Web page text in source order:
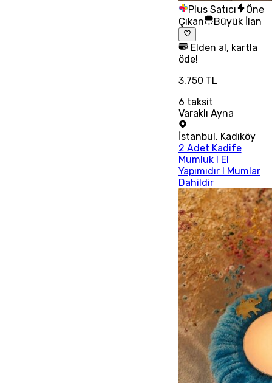
Plus Satıcı
Öne
Çıkan
Büyük İlan
Elden al, kartla
öde!
3.750 TL
6 taksit
Varaklı Ayna
İstanbul, Kadıköy
2 Adet Kadife
Mumluk I El
Yapımıdır I Mumlar
Dahildir